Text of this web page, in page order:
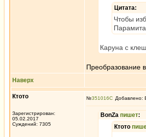
Цитата:
Чтобы
Каруна с
Преобразование
Наверх
Ктото
Зарегистрирован:
05.02.2017
Суждений: 7305
№351016 Добавлено:
BonZa пишет:
Ктото